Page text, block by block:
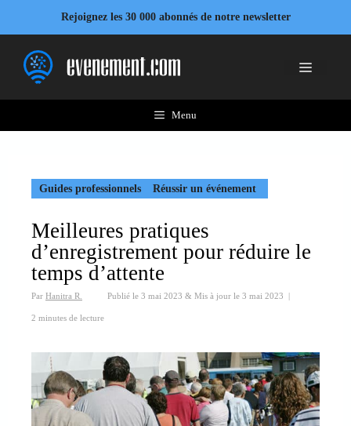
contenu
Rejoignez les 30 000 abonnés de notre newsletter
Menu
Menu
Guides professionnels Réussir un événement
Meilleures pratiques
d’enregistrement pour réduire le
temps d’attente
Par Hanitra R. Publié le 3 mai 2023 & Mis à jour le 3 mai 2023 |
2 minutes de lecture